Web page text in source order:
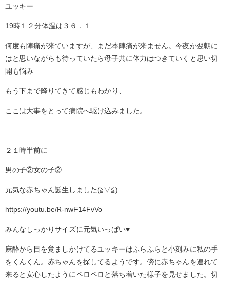
ユッキー
19時１２分体温は３６．１
何度も陣痛が来ていますが、まだ本陣痛が来ません。今夜か翌朝に
はと思いながらも待っていたら母子共に体力はつきていくと思い切
開も悩み
もう下まで降りてきて感じもわかり、
ここは大事をとって病院へ駆け込みました。
２１時半前に
男の子②女の子②
元気な赤ちゃん誕生しました(≧▽≦)
https://youtu.be/R-nwF14FvVo
みんなしっかりサイズに元気いっぱい♥
麻酔から目を覚ましかけてるユッキーはふらふらと小刻みに私の手
をくんくん。赤ちゃんを探してるようです。傍に赤ちゃんを連れて
来ると安心したようにペロペロと落ち着いた様子を見せました。切